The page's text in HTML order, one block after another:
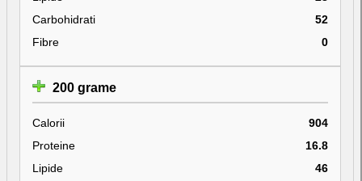
Carbohidrati
52
Fibre
0
200 grame
Calorii
904
Proteine
16.8
Lipide
46